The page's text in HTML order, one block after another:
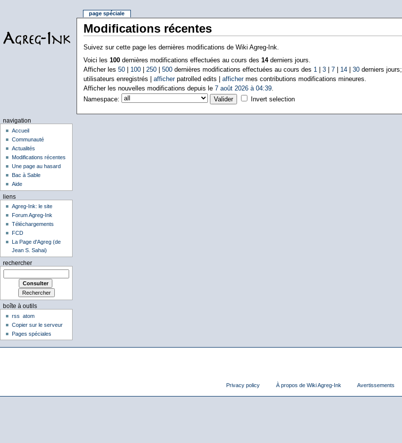
Modifications récentes
Suivez sur cette page les dernières modifications de Wiki Agreg-Ink.
Voici les 100dernières modifications effectuées au cours des 14derniers jours.
Afficher les 50| 100| 250| 500dernières modifications effectuées au cours des 1 3| 7| 14| 30derniers jours;
utilisateurs enregistrés | afficherpatrolled edits | affichermes contributions modifications mineures.
Afficher les nouvelles modifications depuis le 7 août 2026 à 04:39.
Namespace:
Invert selection
page spéciale
navigation
Accueil
Communauté
Actualités
Modifications récentes
Une page au hasard
Bac à Sable
Aide
liens
Agreg-Ink: le site
Forum Agreg-Ink
Téléchargements
FCD
La Page d'Agreg (de
Jean S. Sahai)
rechercher
boîte à outils
rss
atom
Copier sur le serveur
Pages spéciales
Privacy policy À propos de Wiki Agreg-Ink Avertissements